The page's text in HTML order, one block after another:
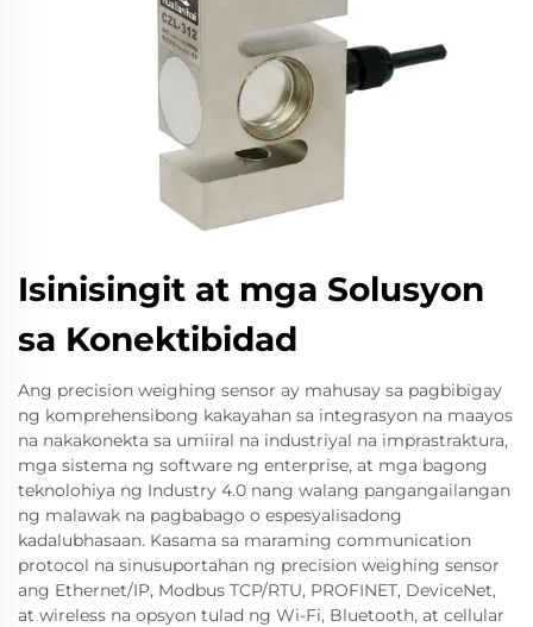
Isinisingit at mga Solusyon
sa Konektibidad
Ang precision weighing sensor ay mahusay sa pagbibigay
ng komprehensibong kakayahan sa integrasyon na maayos
na nakakonekta sa umiiral na industriyal na imprastraktura,
mga sistema ng software ng enterprise, at mga bagong
teknolohiya ng Industry 4.0 nang walang pangangailangan
ng malawak na pagbabago o espesyalisadong
kadalubhasaan. Kasama sa maraming communication
protocol na sinusuportahan ng precision weighing sensor
ang Ethernet/IP, Modbus TCP/RTU, PROFINET, DeviceNet,
at wireless na opsyon tulad ng Wi-Fi, Bluetooth, at cellular